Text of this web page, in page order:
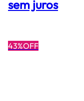
sem juros
43%OFF